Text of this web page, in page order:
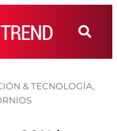
& TECNOLOGÍA,